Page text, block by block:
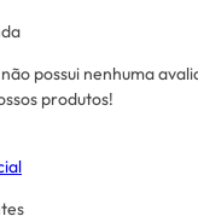
possui nenhuma
produtos!